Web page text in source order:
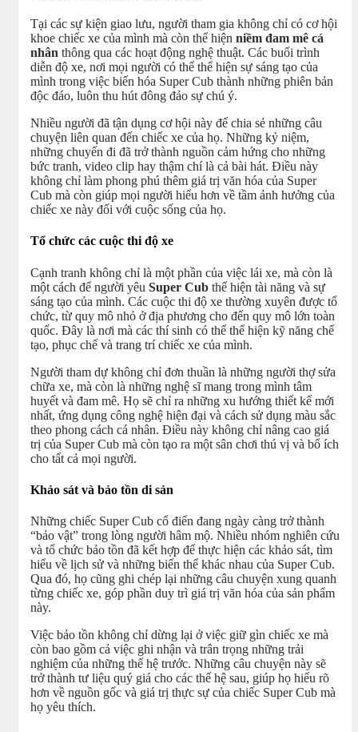
Tại các sự kiện giao lưu, người tham gia không chỉ có cơ hội
khoe chiếc xe của mình mà còn thể hiện niềm đam mê cá
nhân thông qua các hoạt động nghệ thuật. Các buổi trình
diễn độ xe, nơi mọi người có thể thể hiện sự sáng tạo của
mình trong việc biến hóa Super Cub thành những phiên bản
độc đáo, luôn thu hút đông đảo sự chú ý.
Nhiều người đã tận dụng cơ hội này để chia sẻ những câu
chuyện liên quan đến chiếc xe của họ. Những kỷ niệm,
những chuyến đi đã trở thành nguồn cảm hứng cho những
bức tranh, video clip hay thậm chí là cả bài hát. Điều này
không chỉ làm phong phú thêm giá trị văn hóa của Super
Cub mà còn giúp mọi người hiểu hơn về tầm ảnh hưởng của
chiếc xe này đối với cuộc sống của họ.
Tổ chức các cuộc thi độ xe
Cạnh tranh không chỉ là một phần của việc lái xe, mà còn là
một cách để người yêu Super Cub thể hiện tài năng và sự
sáng tạo của mình. Các cuộc thi độ xe thường xuyên được tổ
chức, từ quy mô nhỏ ở địa phương cho đến quy mô lớn toàn
quốc. Đây là nơi mà các thí sinh có thể thể hiện kỹ năng chế
tạo, phục chế và trang trí chiếc xe của mình.
Người tham dự không chỉ đơn thuần là những người thợ sửa
chữa xe, mà còn là những nghệ sĩ mang trong mình tâm
huyết và đam mê. Họ sẽ chỉ ra những xu hướng thiết kế mới
nhất, ứng dụng công nghệ hiện đại và cách sử dụng màu sắc
theo phong cách cá nhân. Điều này không chỉ nâng cao giá
trị của Super Cub mà còn tạo ra một sân chơi thú vị và bổ ích
cho tất cả mọi người.
Khảo sát và bảo tồn di sản
Những chiếc Super Cub cổ điển đang ngày càng trở thành
“bảo vật” trong lòng người hâm mộ. Nhiều nhóm nghiên cứu
và tổ chức bảo tồn đã kết hợp để thực hiện các khảo sát, tìm
hiểu về lịch sử và những biến thể khác nhau của Super Cub.
Qua đó, họ cũng ghi chép lại những câu chuyện xung quanh
từng chiếc xe, góp phần duy trì giá trị văn hóa của sản phẩm
này.
Việc bảo tồn không chỉ dừng lại ở việc giữ gìn chiếc xe mà
còn bao gồm cả việc ghi nhận và trân trọng những trải
nghiệm của những thế hệ trước. Những câu chuyện này sẽ
trở thành tư liệu quý giá cho các thế hệ sau, giúp họ hiểu rõ
hơn về nguồn gốc và giá trị thực sự của chiếc Super Cub mà
họ yêu thích.